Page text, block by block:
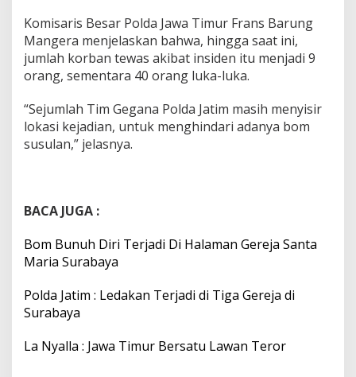
Komisaris Besar Polda Jawa Timur Frans Barung
Mangera menjelaskan bahwa, hingga saat ini,
jumlah korban tewas akibat insiden itu menjadi 9
orang, sementara 40 orang luka-luka.
“Sejumlah Tim Gegana Polda Jatim masih menyisir
lokasi kejadian, untuk menghindari adanya bom
susulan,” jelasnya.
BACA JUGA :
Bom Bunuh Diri Terjadi Di Halaman Gereja Santa
Maria Surabaya
Polda Jatim : Ledakan Terjadi di Tiga Gereja di
Surabaya
La Nyalla : Jawa Timur Bersatu Lawan Teror